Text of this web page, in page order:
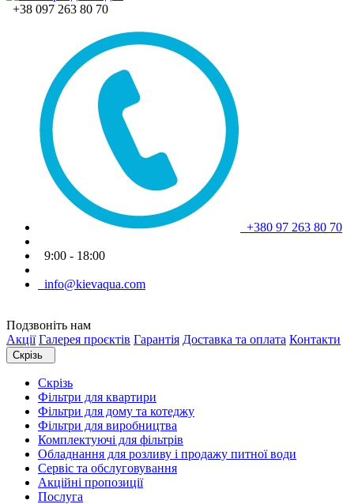
+38 097 263 80 70
+380 97 263 80 70
9:00 - 18:00
info@kievaqua.com
Подзвоніть нам
Акції Галерея проєктів Гарантія Доставка та оплата Контакти
Скрізь
Скрізь
Фільтри для квартири
Фільтри для дому та котеджу
Фільтри для виробництва
Комплектуючі для фільтрів
Обладнання для розливу і продажу питної води
Сервіс та обслуговування
Акційні пропозиції
Послуга